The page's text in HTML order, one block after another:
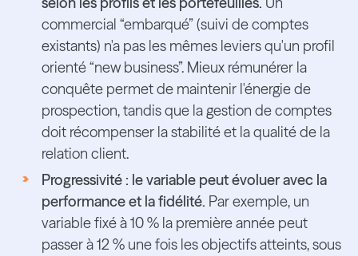
commercial “embarqué” (suivi de comptes
existants) n'a pas les mêmes leviers qu'un profil
orienté “new business”. Mieux rémunérer la
conquête permet de maintenir l'énergie de
prospection, tandis que la gestion de comptes
doit récompenser la stabilité et la qualité de la
relation client.
Progressivité : le variable peut évoluer avec la
performance et la fidélité. Par exemple, un
variable fixé à 10 % la première année peut
passer à 12 % une fois les objectifs atteints, sous